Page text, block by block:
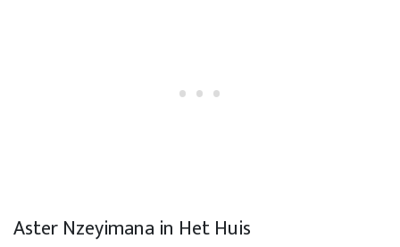
Aster Nzeyimana in Het Huis